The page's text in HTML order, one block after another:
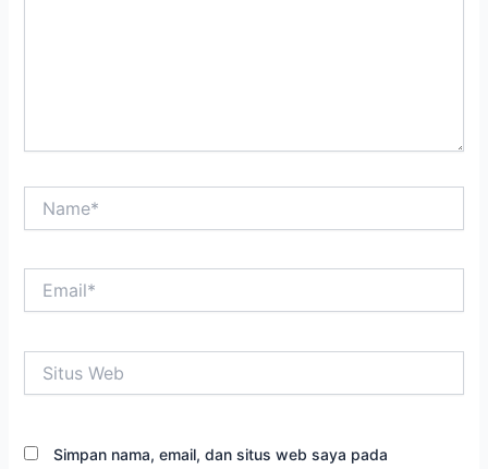
Web
Simpan nama, email, dan situs web saya pada